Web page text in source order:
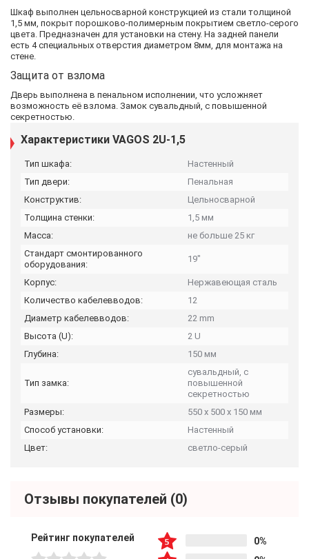
Шкаф выполнен цельносварной конструкцией из стали толщиной
1,5 мм, покрыт порошково-полимерным покрытием светло-серого
цвета. Предназначен для установки на стену. На задней панели
есть 4 специальных отверстия диаметром 8мм, для монтажа на
стене.
Защита от взлома
Дверь выполнена в пенальном исполнении, что усложняет
возможность её взлома. Замок сувальдный, с повышенной
секретностью.
Характеристики VAGOS 2U-1,5
Тип шкафа:
Настенный
Тип двери:
Пенальная
Конструктив:
Цельносварной
Толщина стенки:
1,5 мм
Масса:
не больше 25 кг
Стандарт смонтированного
оборудования:
19″
Корпус:
Нержавеющая сталь
Количество кабелевводов:
12
Диаметр кабелевводов:
22 mm
Высота (U):
2 U
Глубина:
150 мм
Тип замка:
сувальдный, с
повышенной
секретностью
Размеры:
550 х 500 х 150 мм
Способ установки:
Настенный
Цвет:
светло-серый
Отзывы покупателей (0)
Рейтинг покупателей
0%